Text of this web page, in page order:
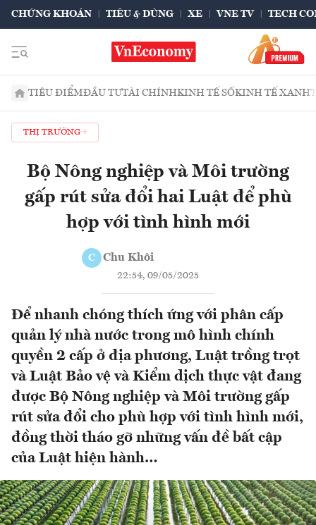
CHỨNG KHOÁN TIÊU & DÙNG XE VNE TV TECH
TIÊU ĐIỂMĐẦU TƯTÀI CHÍNHKINH TẾ SỐKINH TẾ XANH
THỊ TRƯỜNG
Bộ Nông nghiệp và Môi trường
gấp rút sửa đổi hai Luật để phù
hợp với tình hình mới
C Chu Khôi
22:54, 09/05/2025
Để nhanh chóng thích ứng với phân cấp
quản lý nhà nước trong mô hình chính
quyền 2 cấp ở địa phương, Luật trồng trọt
và Luật Bảo vệ và Kiểm dịch thực vật đang
được Bộ Nông nghiệp và Môi trường gấp
rút sửa đổi cho phù hợp với tình hình mới,
đồng thời tháo gỡ những vấn đề bất cập
của Luật hiện hành…